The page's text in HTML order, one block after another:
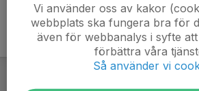
Vi använder oss av kakor
webbplats ska fungera bra för
även för webbanalys i syfte
förbättra våra
Så använder vi